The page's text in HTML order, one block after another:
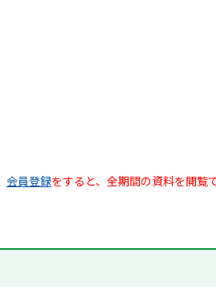
会員登録をすると、全期間の資料を閲覧